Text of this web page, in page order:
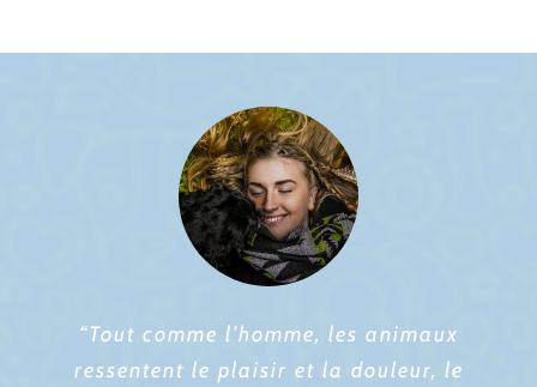
“Tout comme l’homme, les animaux
ressentent le plaisir et la douleur, le